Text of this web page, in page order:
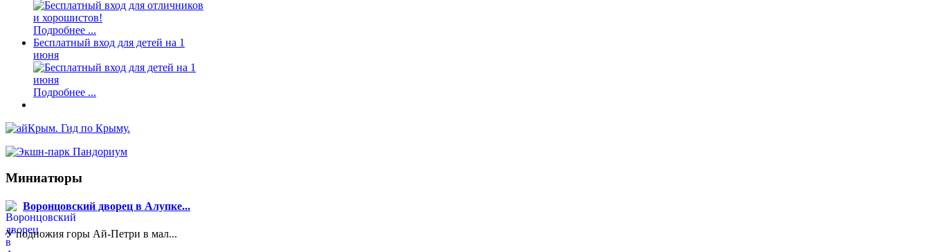
Подробнее ...
Бесплатный вход для детей на 1
июня
Подробнее ...
Миниатюры
Воронцовский дворец в Алупке...
У подножия горы Ай-Петри в мал...